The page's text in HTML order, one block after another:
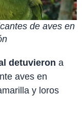
de aves en
detuvieron a
aves en
y loros